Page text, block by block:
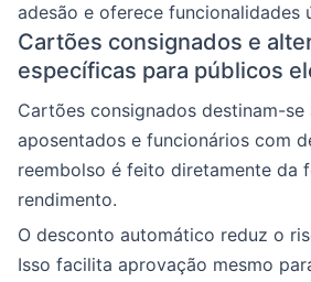
adesão e oferece funcionalidades
Cartões consignados e
específicas para públicos
Cartões consignados destinam-se
aposentados e funcionários com
reembolso é feito diretamente da
rendimento.
O desconto automático reduz o
Isso facilita aprovação mesmo